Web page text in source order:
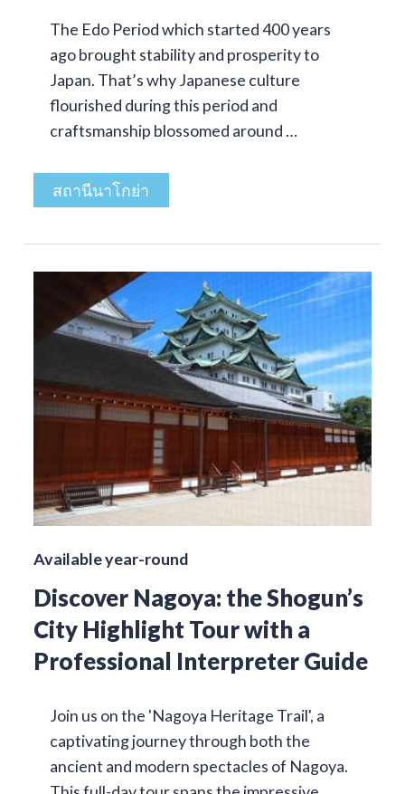
The Edo Period which started 400 years
ago brought stability and prosperity to
Japan. That’s why Japanese culture
flourished during this period and
craftsmanship blossomed around …
สถานีนาโกย่า
Available year-round
Discover Nagoya: the Shogun’s
City Highlight Tour with a
Professional Interpreter Guide
Join us on the 'Nagoya Heritage Trail', a
captivating journey through both the
ancient and modern spectacles of Nagoya.